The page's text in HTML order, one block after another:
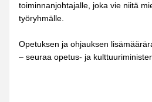
toiminnanjohtajalle, joka vie niitä
työryhmälle.
Opetuksen ja ohjauksen
– seuraa opetus- ja